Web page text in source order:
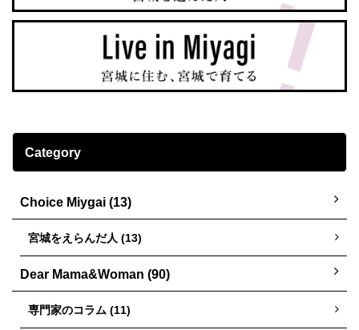
Category
Choice Miygai (13)
宮城をえらんだ人 (13)
Dear Mama&Woman (90)
専門家のコラム (11)